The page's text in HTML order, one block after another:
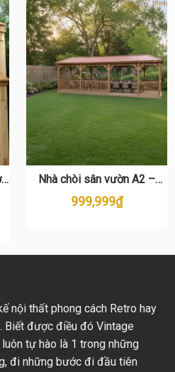
Nhà chòi sân vườn A2 –
Chòi gỗ mái tôn dài, bền đẹp
999,999₫
nội thất phong cách Retro hay
Biết được điều đó Vintage
tự hào là 1 trong những
đi những bước đi đầu tiên